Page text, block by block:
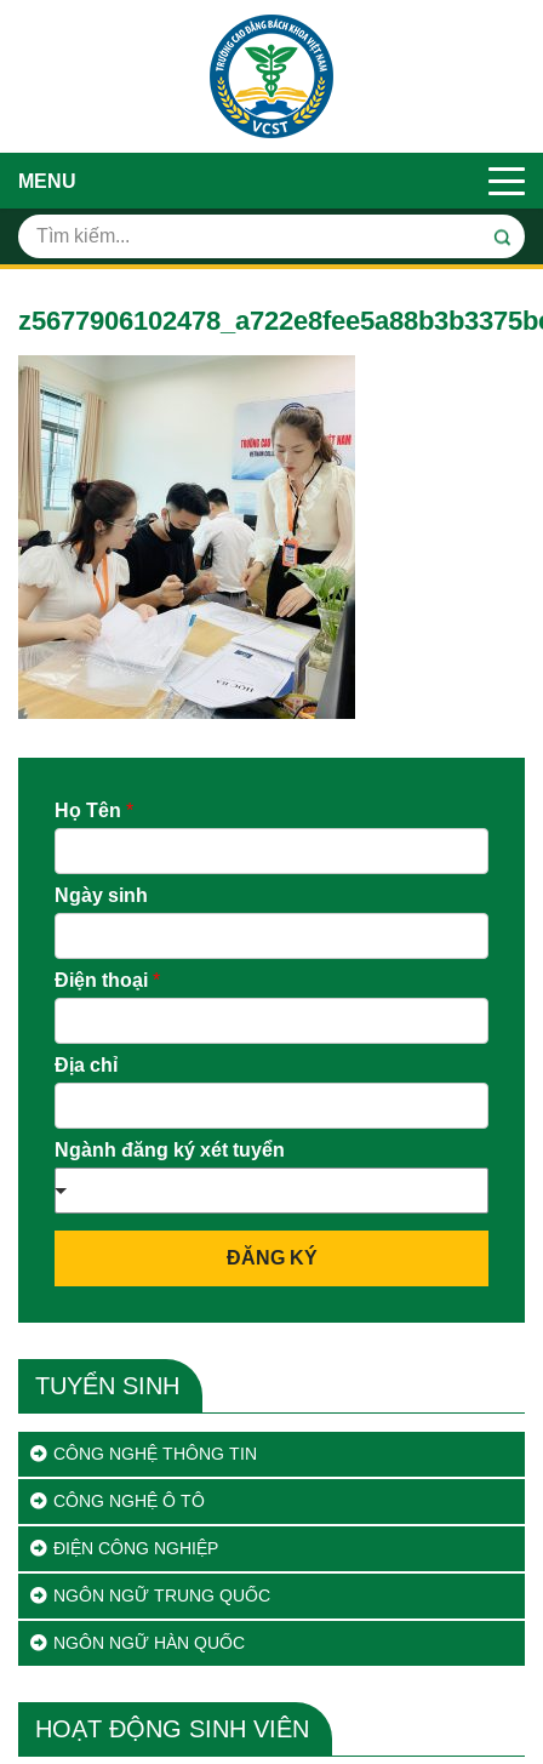
MENU
Họ Tên *
Ngày sinh
Điện thoại *
Địa chỉ
Ngành đăng ký xét tuyển
ĐĂNG KÝ
TUYỂN SINH
CÔNG NGHỆ THÔNG TIN
CÔNG NGHỆ Ô TÔ
ĐIỆN CÔNG NGHIỆP
NGÔN NGỮ TRUNG QUỐC
NGÔN NGỮ HÀN QUỐC
HOẠT ĐỘNG SINH VIÊN